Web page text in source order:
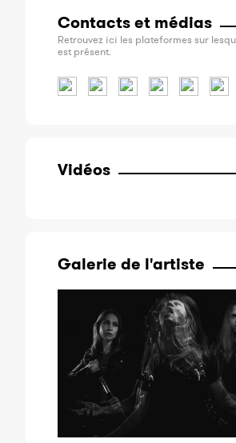
Contacts et médias
Retrouvez ici les plateformes sur
est présent.
Vidéos
Galerie de l'artiste